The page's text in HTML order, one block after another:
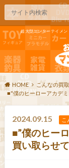
超大型エンターテイメ
HOME
こんなの買
■"僕のヒーローアカデ
2024.09.15 こ
■”僕のヒー
買い取らせ